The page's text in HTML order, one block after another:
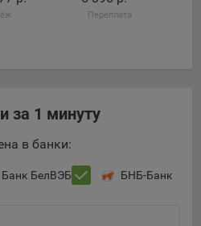
Переплата
за 1 минуту
в банки:
Банк БелВЭБ БНБ-Банк